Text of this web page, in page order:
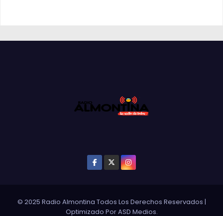
© 2025 Radio Almontina Todos Los Derechos Reservados |
Optimizado PorASD Medios.